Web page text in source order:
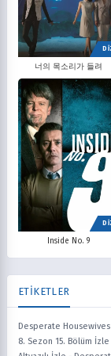
너의 목소리가 들려
Inside No. 9
ETİKETLER
Desperate
8. Sezon 15. Bölüm İzle